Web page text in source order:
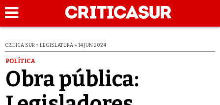
CRITICA SUR » LEGISLATURA » 14 JUN 2024
POLÍTICA
Obra pública: